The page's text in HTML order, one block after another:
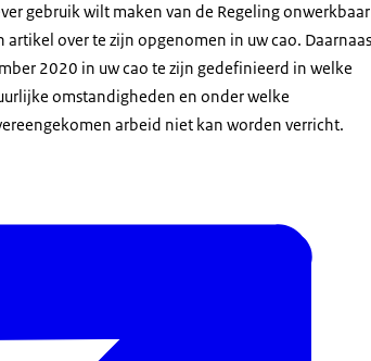
gebruik wilt maken van de Regeling onwerkbaar
artikel over te zijn opgenomen in uw cao.
2020 in uw cao te zijn gedefinieerd in welke
omstandigheden en onder welke
arbeid niet kan worden verricht.